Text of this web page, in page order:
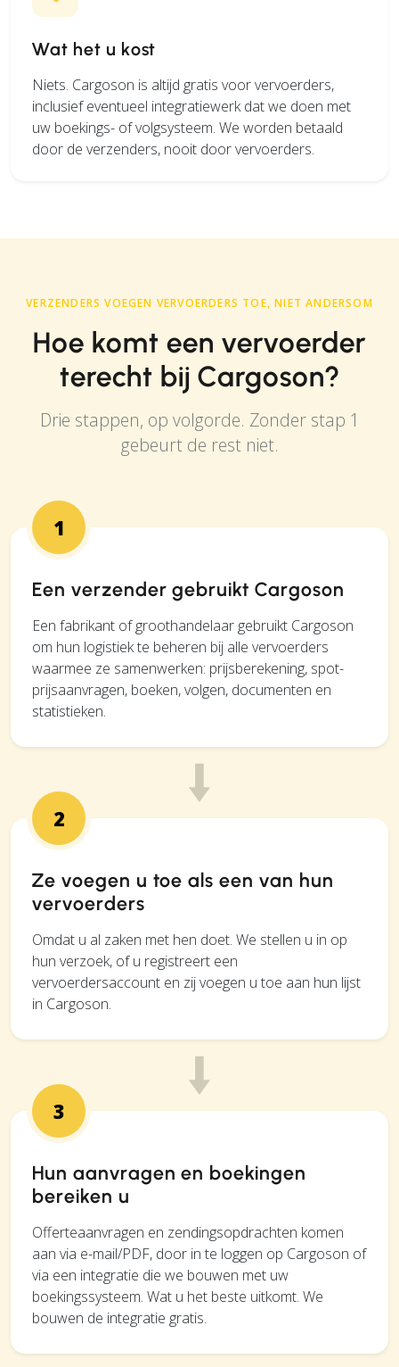
Wat het u kost
Niets. Cargoson is altijd gratis voor vervoerders,
inclusief eventueel integratiewerk dat we doen met
uw boekings- of volgsysteem. We worden betaald
door de verzenders, nooit door vervoerders.
VERZENDERS VOEGEN VERVOERDERS TOE, NIET ANDERSOM
Hoe komt een vervoerder
terecht bij Cargoson?
Drie stappen, op volgorde. Zonder stap 1
gebeurt de rest niet.
1
Een verzender gebruikt Cargoson
Een fabrikant of groothandelaar gebruikt Cargoson
om hun logistiek te beheren bij alle vervoerders
waarmee ze samenwerken: prijsberekening, spot-
prijsaanvragen, boeken, volgen, documenten en
statistieken.
2
Ze voegen u toe als een van hun
vervoerders
Omdat u al zaken met hen doet. We stellen u in op
hun verzoek, of u registreert een
vervoerdersaccount en zij voegen u toe aan hun lijst
in Cargoson.
3
Hun aanvragen en boekingen
bereiken u
Offerteaanvragen en zendingsopdrachten komen
aan via e-mail/PDF, door in te loggen op Cargoson of
via een integratie die we bouwen met uw
boekingssysteem. Wat u het beste uitkomt. We
bouwen de integratie gratis.